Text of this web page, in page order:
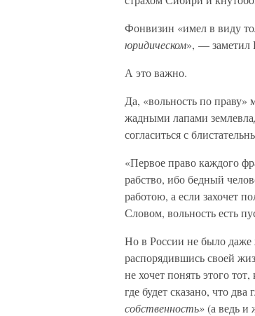
Фонвизин «имел в виду
юридическом», — заметил
А это важно.
Да, «вольность по праву»
жадными лапами
согласиться с
«Первое право каждого
рабство, ибо бедный
работою, а если захочет
Словом, вольность есть
Но в России не было даже
распорядившись своей
не хочет понять этого
где будет сказано, что
собственность»(а ведь и